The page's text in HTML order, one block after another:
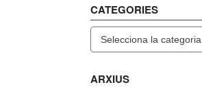
CATEGORIES
ARXIUS